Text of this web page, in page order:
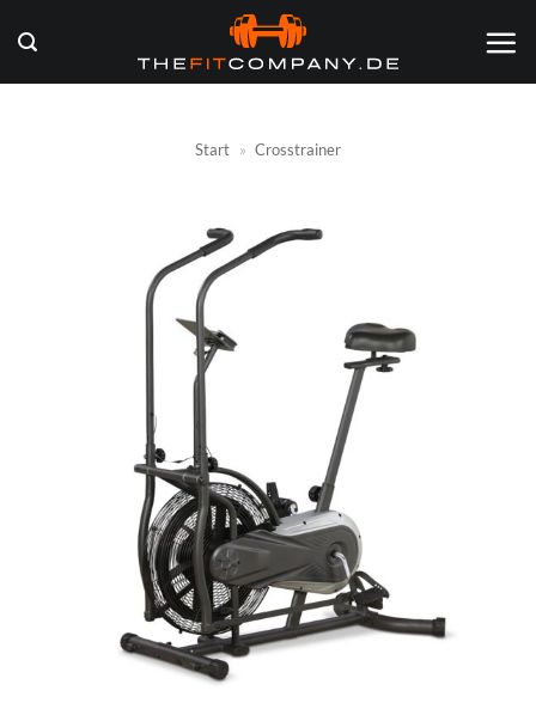
Inhalt
springen
Start » Crosstrainer